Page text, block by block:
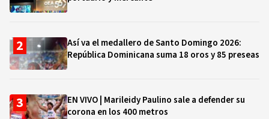
Así va el medallero de Santo Domingo 2026:
República Dominicana suma 18 oros y 85 preseas
EN VIVO | Marileidy Paulino sale a defender su
corona en los 400 metros